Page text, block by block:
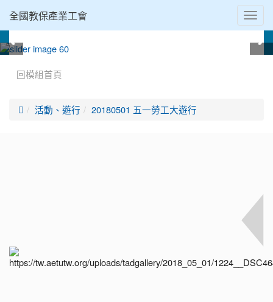
全國教保產業工會
回模組首頁
 活動、遊行 20180501 五一勞工大遊行